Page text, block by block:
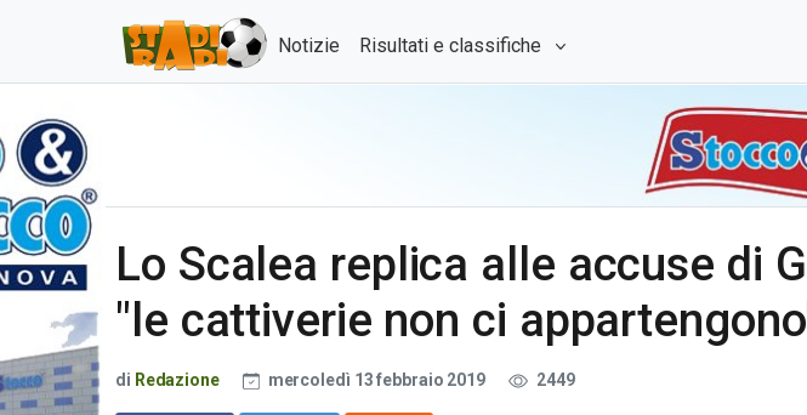
Notizie Risultati e classifiche
Lo Scalea replica alle accuse di
"le cattiverie non ci
di Redazione mercoledì 13 febbraio 2019 2449